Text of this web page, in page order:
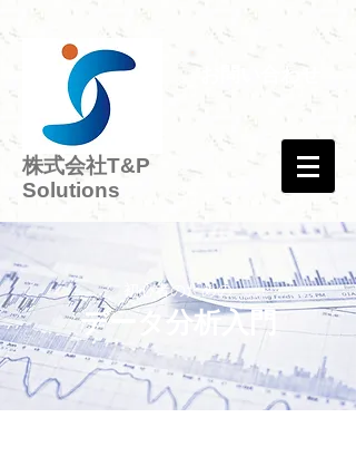
株式会社T&P
Solutions
初心者のための
データ分析入門